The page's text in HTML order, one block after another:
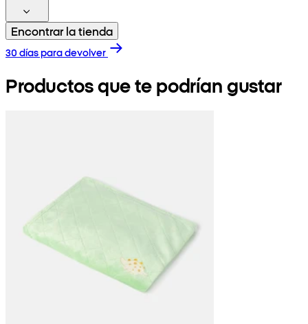
Encontrar la tienda
30 días para devolver
Productos que te podrían gustar